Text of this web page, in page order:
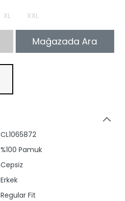
XL XXL
Mağazada Ara
CL1065872
%100 Pamuk
Cepsiz
Erkek
Regular Fit